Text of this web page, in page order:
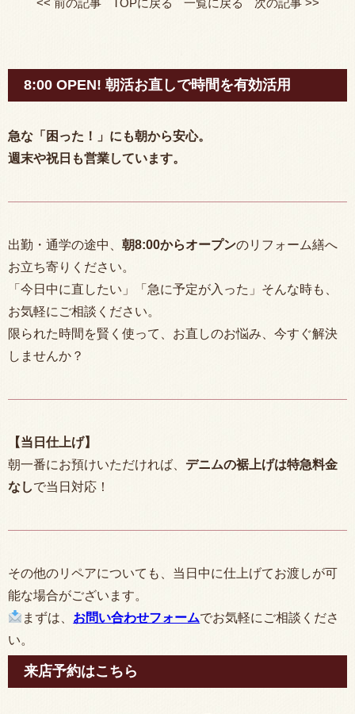
8:00 OPEN! 朝活お直しで時間を有効活用
急な「困った！」にも朝から安心。
週末や祝日も営業しています。
出勤・通学の途中、 朝8:00からオープンのリフォーム繕へ
お立ち寄りください。
「今日中に直したい」「急に予定が入った」そんな時も、
お気軽にご相談ください。
限られた時間を賢く使って、お直しのお悩み、今すぐ解決
しませんか？
【当日仕上げ】
朝一番にお預けいただければ、 デニムの裾上げは特急料金
なしで当日対応！
その他のリペアについても、当日中に仕上げてお渡しが可
能な場合がございます。
まずは、 お問い合わせフォームでお気軽にご相談くださ
い。
来店予約はこちら